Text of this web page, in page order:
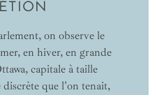
on observe le
en hiver, en grande
capitale à taille
discrète que l'on tenait,